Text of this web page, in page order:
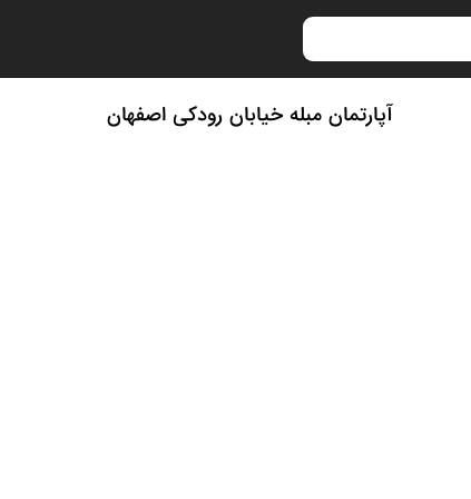
آپارتمان مبله خیابان رودکی اصفهان